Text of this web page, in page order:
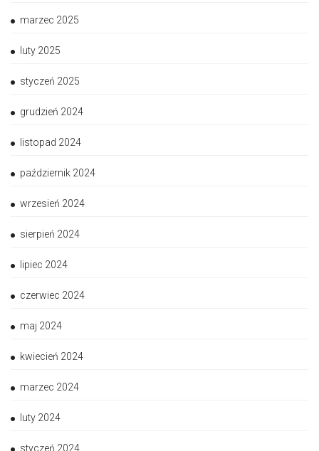
marzec 2025
luty 2025
styczeń 2025
grudzień 2024
listopad 2024
październik 2024
wrzesień 2024
sierpień 2024
lipiec 2024
czerwiec 2024
maj 2024
kwiecień 2024
marzec 2024
luty 2024
styczeń 2024